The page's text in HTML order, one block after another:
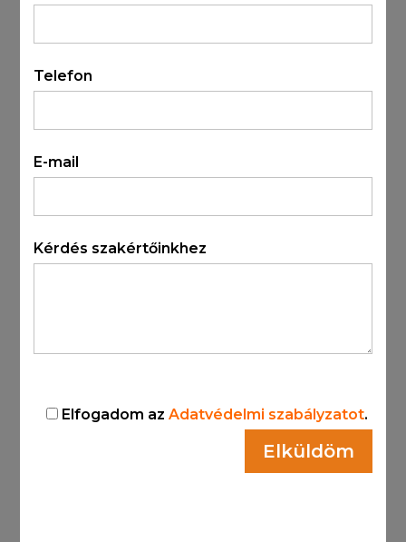
Telefon
E-mail
Kérdés szakértőinkhez
Elfogadom azAdatvédelmi szabályzatot.